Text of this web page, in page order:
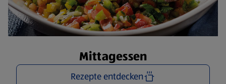
Mittagessen
Rezepte entdecken